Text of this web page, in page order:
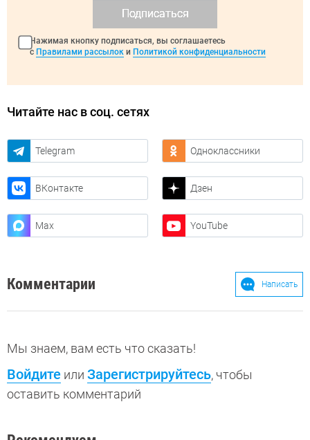
Подписаться
Нажимая кнопку подписаться, вы соглашаетесь
с Правилами рассылок и Политикой конфиденциальности
Читайте нас в соц. сетях
Telegram Одноклассники
ВКонтакте Дзен
Max YouTube
Комментарии Написать
Мы знаем, вам есть что сказать!
Войдите или Зарегистрируйтесь, чтобы
оставить комментарий